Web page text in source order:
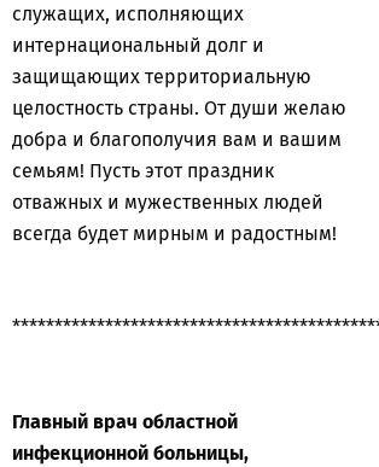
служащих, исполняющих
интернациональный долг и
защищающих территориальную
целостность страны. От души желаю
добра и благополучия вам и вашим
семьям! Пусть этот праздник
отважных и мужественных людей
всегда будет мирным и радостным!
Главный врач областной
инфекционной больницы,